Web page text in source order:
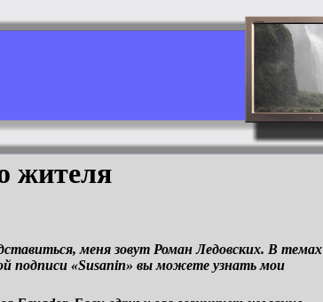
жителя
меня зовут Роман Ледовских. В темах
подписи «Susanin» вы можете узнать мои